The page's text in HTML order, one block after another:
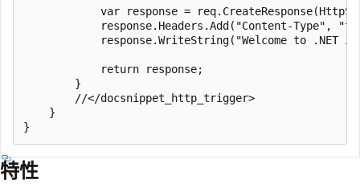
var response =
response.Headers.Add("Content-Type",
response.WriteString("Welcome to .NET
            return response;
        }
        //</docsnippet_http_trigger>
    }
特性